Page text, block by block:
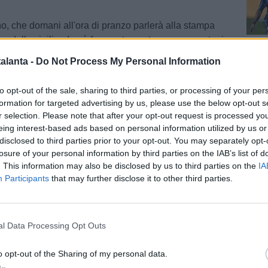
- Do Not Process My Personal Information
opt-out of the sale, sharing to third parties, or processing of your
for targeted advertising by us, please use the below opt-out
selection. Please note that after your opt-out request is processed
interest-based ads based on personal information utilized by us
to third parties prior to your opt-out. You may separately
of your personal information by third parties on the IAB’s list of
This information may also be disclosed by us to third parties on the
Participants that may further disclose it to other third parties.
Data Processing Opt Outs
opt-out of the Sharing of my personal data.
che domani all'ora di pranzo parlerà alla stampa
della vigilia, dovrà fare certamente a meno contro i
, che hanno svolto terapie. Per quanto riguarda
si è sottoposto
dopo l'infortunio patito nella gara
Il referto non ha portato, purtroppo, buone
muscolare di grado fra il primo e il secondo del
destro e almeno un mese di stop.
è in calendario un altro allenamento al pomeriggio,
Bortolotti.